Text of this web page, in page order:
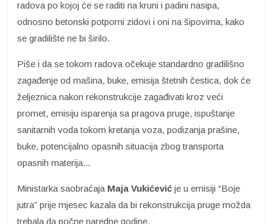
radova po kojoj će se raditi na kruni i padini nasipa,
odnosno betonski potporni zidovi i oni na šipovima, kako
se gradilište ne bi širilo.
Piše i da se tokom radova očekuje standardno gradilišno
zagađenje od mašina, buke, emisija štetnih čestica, dok će
željeznica nakon rekonstrukcije zagađivati kroz veći
promet, emisiju isparenja sa pragova pruge, ispuštanje
sanitarnih voda tokom kretanja voza, podizanja prašine,
buke, potencijalno opasnih situacija zbog transporta
opasnih materija...
Ministarka saobraćaja Maja Vukićević je u emisiji “Boje
jutra” prije mjesec kazala da bi rekonstrukcija pruge možda
trebala da počne naredne godine.